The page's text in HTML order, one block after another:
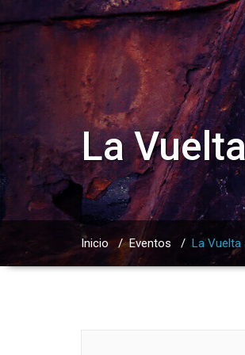
La
Inicio/Eventos /La Vuelta